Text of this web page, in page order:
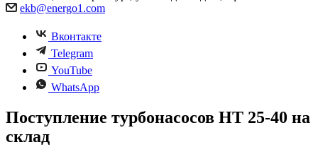
ekb@energo1.com
Вконтакте
Telegram
YouTube
WhatsApp
Поступление турбонасосов НТ 25-40 на
склад